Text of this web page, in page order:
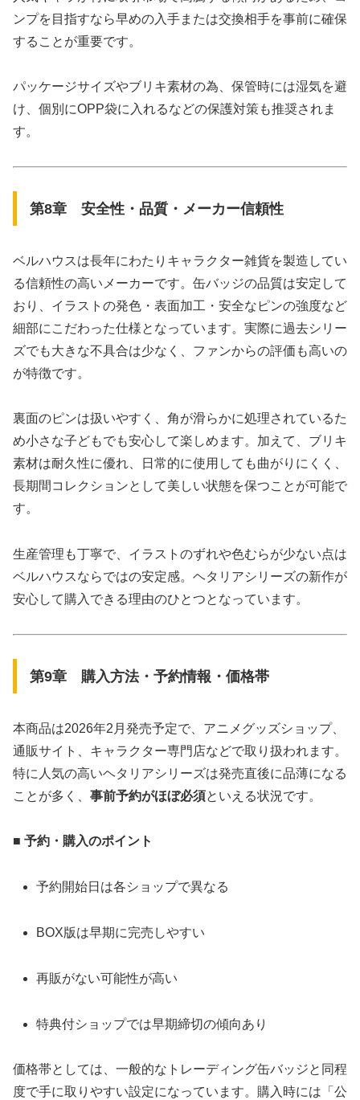
ンプを目指すなら早めの入手または交換相手を事前に確保
することが重要です。
パッケージサイズやブリキ素材の為、保管時には湿気を避
け、個別にOPP袋に入れるなどの保護対策も推奨されま
す。
第8章 安全性・品質・メーカー信頼性
ベルハウスは長年にわたりキャラクター雑貨を製造してい
る信頼性の高いメーカーです。缶バッジの品質は安定して
おり、イラストの発色・表面加工・安全なピンの強度など
細部にこだわった仕様となっています。実際に過去シリー
ズでも大きな不具合は少なく、ファンからの評価も高いの
が特徴です。
裏面のピンは扱いやすく、角が滑らかに処理されているた
め小さな子どもでも安心して楽しめます。加えて、ブリキ
素材は耐久性に優れ、日常的に使用しても曲がりにくく、
長期間コレクションとして美しい状態を保つことが可能で
す。
生産管理も丁寧で、イラストのずれや色むらが少ない点は
ベルハウスならではの安定感。ヘタリアシリーズの新作が
安心して購入できる理由のひとつとなっています。
第9章 購入方法・予約情報・価格帯
本商品は2026年2月発売予定で、アニメグッズショップ、
通販サイト、キャラクター専門店などで取り扱われます。
特に人気の高いヘタリアシリーズは発売直後に品薄になる
ことが多く、 事前予約がほぼ必須といえる状況です。
■ 予約・購入のポイント
予約開始日は各ショップで異なる
BOX版は早期に完売しやすい
再販がない可能性が高い
特典付ショップでは早期締切の傾向あり
価格帯としては、一般的なトレーディング缶バッジと同程
度で手に取りやすい設定になっています。購入時には「公